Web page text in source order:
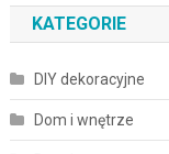
KATEGORIE
DIY dekoracyjne
Dom i wnętrze